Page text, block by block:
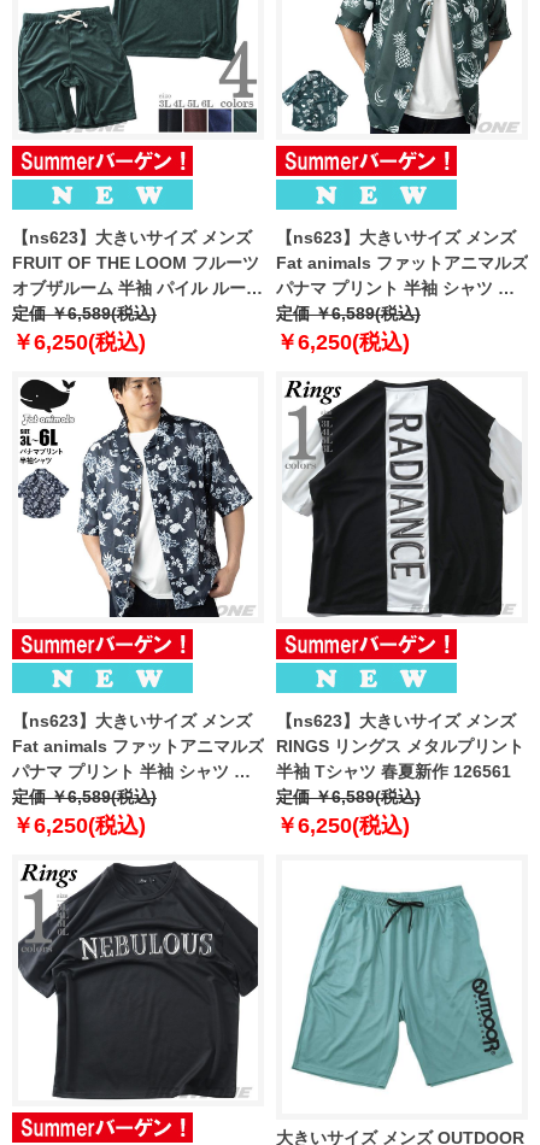
【ns623】大きいサイズ メンズ
FRUIT OF THE LOOM フルーツ
オブザルーム 半袖 パイル ルーム
ウェア 上下セット 春夏新作
81809000
定価 ￥6,589(税込)
￥6,250(税込)
【ns623】大きいサイズ メンズ
Fat animals ファットアニマルズ
パナマ プリント 半袖 シャツ 春
夏新作 846-fa2603 【fre】
定価 ￥6,589(税込)
￥6,250(税込)
【ns623】大きいサイズ メンズ
Fat animals ファットアニマルズ
パナマ プリント 半袖 シャツ 春
夏新作 846-fa2602 【fre】
定価 ￥6,589(税込)
￥6,250(税込)
【ns623】大きいサイズ メンズ
RINGS リングス メタルプリント
半袖 Tシャツ 春夏新作 126561
定価 ￥6,589(税込)
￥6,250(税込)
大きいサイズ メンズ OUTDOOR